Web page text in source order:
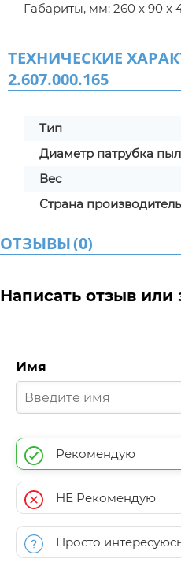
Габариты, мм: 260 x 90 x
ТЕХНИЧЕСКИЕ
2.607.000.165
Тип
Диаметр патрубка
Вес
Страна производитель
ОТЗЫВЫ(0)
Написать отзыв или
Имя
Рекомендую
НЕ Рекомендую
Просто